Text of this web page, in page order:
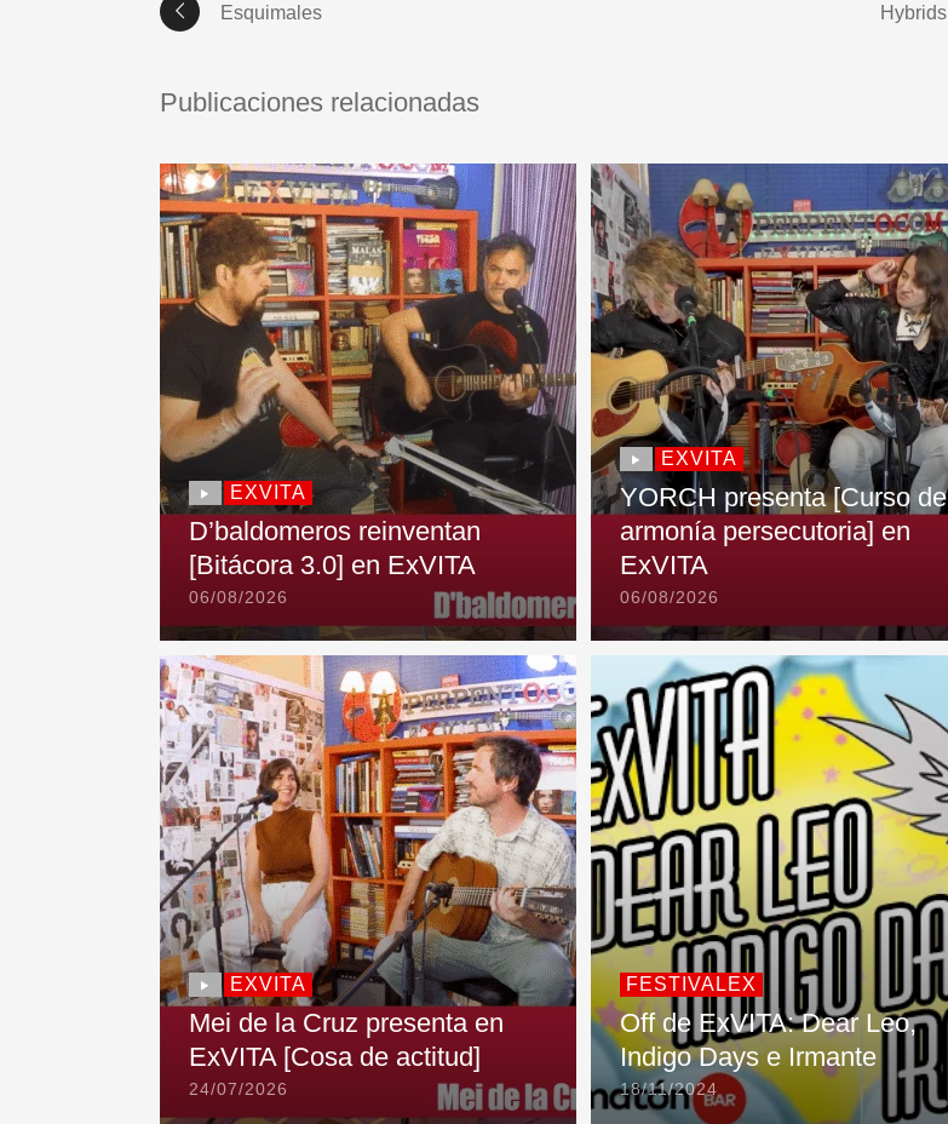
Esquimales Hybrids
Publicaciones relacionadas
EXVITA
D’baldomeros reinventan
[Bitácora 3.0] en ExVITA
06/08/2026
EXVITA
YORCH presenta [Curso de
armonía persecutoria] en
ExVITA
06/08/2026
EXVITA
Mei de la Cruz presenta en
ExVITA [Cosa de actitud]
24/07/2026
FESTIVALEX
Off de ExVITA: Dear Leo,
Indigo Days e Irmante
18/11/2024